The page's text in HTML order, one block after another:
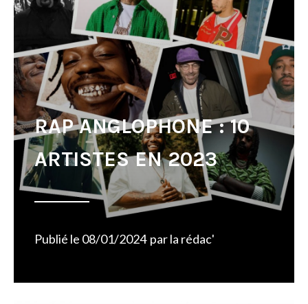
RAP ANGLOPHONE : 10
ARTISTES EN 2023
Publié le 08/01/2024 parla rédac'